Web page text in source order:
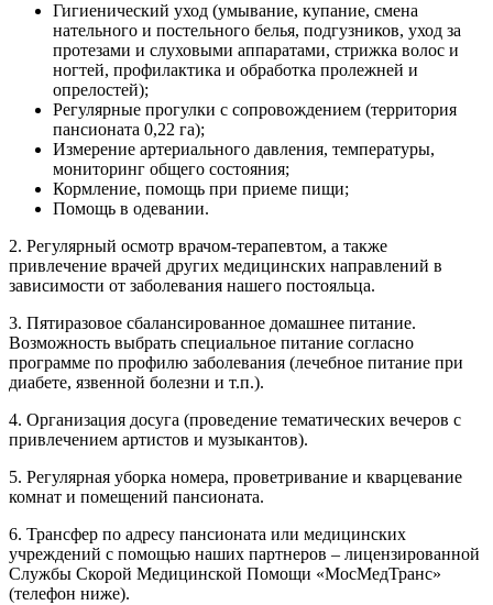
Гигиенический уход (умывание, купание, смена
нательного и постельного белья, подгузников, уход за
протезами и слуховыми аппаратами, стрижка волос и
ногтей, профилактика и обработка пролежней и
опрелостей);
Регулярные прогулки с сопровождением (территория
пансионата 0,22 га);
Измерение артериального давления, температуры,
мониторинг общего состояния;
Кормление, помощь при приеме пищи;
Помощь в одевании.
2. Регулярный осмотр врачом-терапевтом, а также
привлечение врачей других медицинских направлений в
зависимости от заболевания нашего постояльца.
3. Пятиразовое сбалансированное домашнее питание.
Возможность выбрать специальное питание согласно
программе по профилю заболевания (лечебное питание при
диабете, язвенной болезни и т.п.).
4. Организация досуга (проведение тематических вечеров с
привлечением артистов и музыкантов).
5. Регулярная уборка номера, проветривание и кварцевание
комнат и помещений пансионата.
6. Трансфер по адресу пансионата или медицинских
учреждений с помощью наших партнеров – лицензированной
Службы Скорой Медицинской Помощи «МосМедТранс»
(телефон ниже).